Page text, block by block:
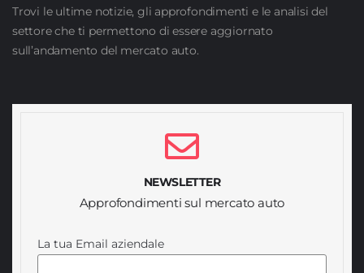
Trovi le ultime notizie, gli approfondimenti e le analisi del
settore che ti permettono di essere aggiornato
sull’andamento del mercato auto.
NEWSLETTER
Approfondimenti sul mercato auto
La tua Email aziendale